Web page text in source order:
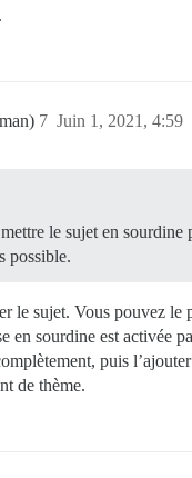
Juin 1, 2021, 4:59
7
le sujet en sourdine
possible.
le sujet. Vous pouvez le
en sourdine est activée
puis
de thème.